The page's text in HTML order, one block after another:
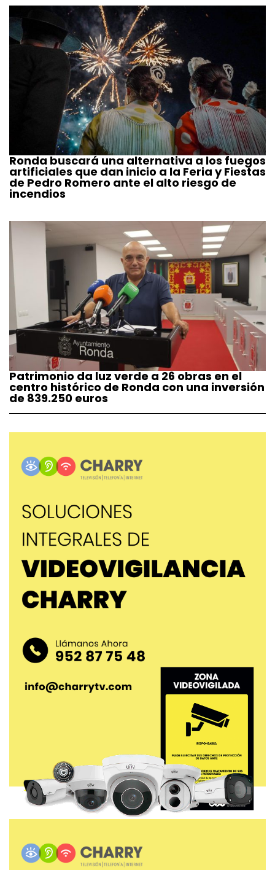
Ronda buscará una alternativa a los fuegos
artificiales que dan inicio a la Feria y Fiestas
de Pedro Romero ante el alto riesgo de
incendios
Patrimonio da luz verde a 26 obras en el
centro histórico de Ronda con una inversión
de 839.250 euros